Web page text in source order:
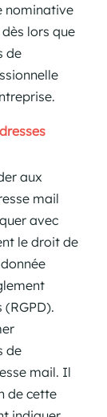
nominative
lors que
de
aux
mail
avec
le droit de
de
mail. Il
de cette